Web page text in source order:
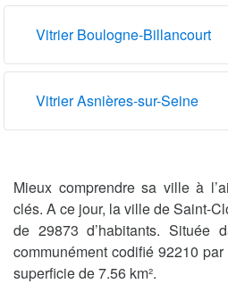
Vitrier Boulogne-Billancourt
Vitrier Asnières-sur-Seine
Mieux comprendre sa ville à
clés. A ce jour, la ville de Saint-
de 29873 d’habitants. Située
communément codifié 92210
superficie de 7.56 km².